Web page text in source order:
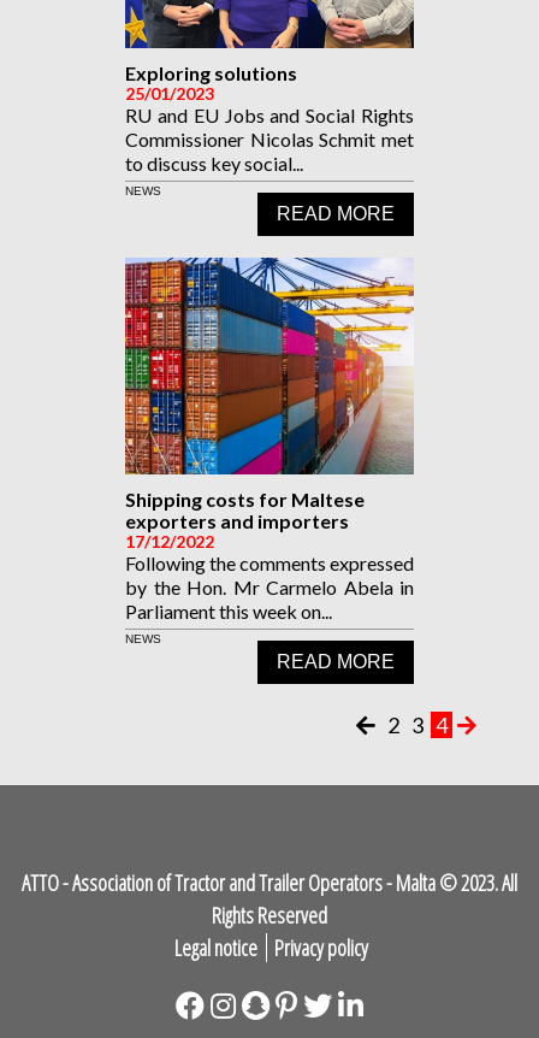
Exploring solutions
25/01/2023
RU and EU Jobs and Social Rights
Commissioner Nicolas Schmit met
to discuss key social...
READ MORE
NEWS
Shipping costs for Maltese
exporters and importers
17/12/2022
Following the comments expressed
by the Hon. Mr Carmelo Abela in
Parliament this week on...
READ MORE
NEWS
2 3 4
ATTO - Association of Tractor and Trailer Operators - Malta © 2023. All
Rights Reserved
Legal notice
Privacy policy